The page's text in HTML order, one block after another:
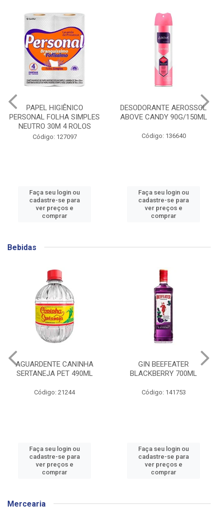
PAPEL HIGIÊNICO
PERSONAL FOLHA SIMPLES
NEUTRO 30M 4 ROLOS
Código: 127097
Faça seu login ou
cadastre-se para
ver preços e
comprar
DESODORANTE AEROSSOL
ABOVE CANDY 90G/150ML
Código: 136640
Faça seu login ou
cadastre-se para
ver preços e
comprar
Bebidas
AGUARDENTE CANINHA
SERTANEJA PET 490ML
Código: 21244
Faça seu login ou
cadastre-se para
ver preços e
comprar
GIN BEEFEATER
BLACKBERRY 700ML
Código: 141753
Faça seu login ou
cadastre-se para
ver preços e
comprar
Mercearia